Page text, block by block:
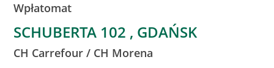
Wpłatomat
SCHUBERTA 102 , GDAŃSK
CH Carrefour / CH Morena